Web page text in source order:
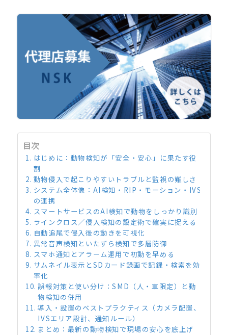
目次
はじめに：動物検知が「安全・安心」に果たす役
割
動物侵入で起こりやすいトラブルと監視の難しさ
システム全体像：AI検知・RIP・モーション・IVS
の連携
スマートサービスのAI検知で動物をしっかり識別
ラインクロス／侵入検知の設定術で確実に捉える
自動追尾で侵入後の動きを可視化
異常音声検知といたずら検知で多層防御
スマホ通知とアラーム運用で初動を早める
サムネイル表示とSDカード録画で記録・検索を効
率化
誤報対策と使い分け：SMD（人・車限定）と動
物検知の併用
導入・設置のベストプラクティス（カメラ配置、
IVSエリア設計、通知ルール）
まとめ：最新の動物検知で現場の安心を底上げ